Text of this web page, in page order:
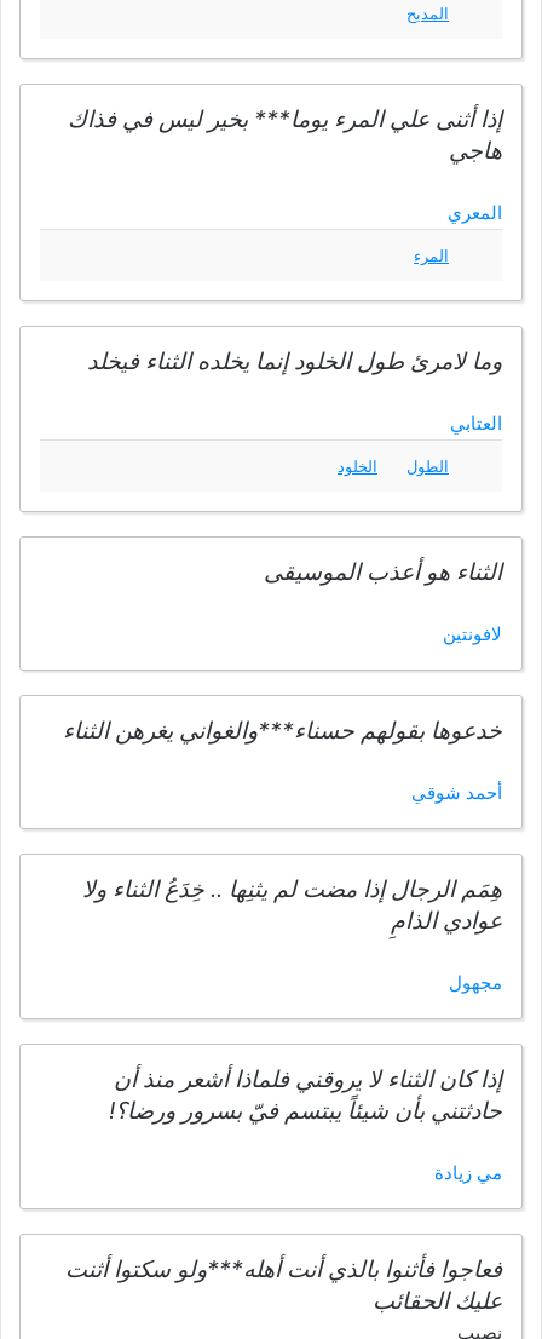
المديح
إذا أثنى علي المرء يوما*** بخير ليس في فذاك
هاجي
المعري
المرء
وما لامرئ طول الخلود إنما يخلده الثناء فيخلد
العتابي
الطول الخلود
الثناء هو أعذب الموسيقى
لافونتين
خدعوها بقولهم حسناء***والغواني يغرهن الثناء
أحمد شوقي
هِمَم الرجال إذا مضت لم يثنِها .. خِدَعُ الثناء ولا
عوادي الذامِ
مجهول
إذا كان الثناء لا يروقني فلماذا أشعر منذ أن
حادثتني بأن شيئاً يبتسم فيّ بسرور ورضا؟!
مي زيادة
فعاجوا فأثنوا بالذي أنت أهله***ولو سكتوا أثنت
عليك الحقائب
نصيب